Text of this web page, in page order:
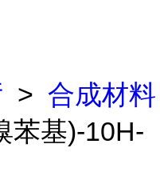
> 合成材料
苯基)-10H-